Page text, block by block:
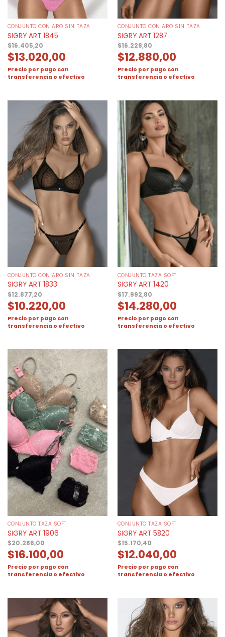
CONJUNTO CON ARO SIN TAZA
SIGRY ART 1845
$16.405,20
$13.020,00
Precio por pago con
transferencia o efectivo
CONJUNTO CON ARO SIN TAZA
SIGRY ART 1287
$16.228,80
$12.880,00
Precio por pago con
transferencia o efectivo
CONJUNTO CON ARO SIN TAZA
SIGRY ART 1833
$12.877,20
$10.220,00
Precio por pago con
transferencia o efectivo
CONJUNTO TAZA SOFT
SIGRY ART 1420
$17.992,80
$14.280,00
Precio por pago con
transferencia o efectivo
CONJUNTO TAZA SOFT
SIGRY ART 1906
$20.286,00
$16.100,00
Precio por pago con
transferencia o efectivo
CONJUNTO TAZA SOFT
SIGRY ART 5820
$15.170,40
$12.040,00
Precio por pago con
transferencia o efectivo